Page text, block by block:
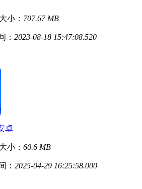
大小： 707.67 MB
： 2023-08-18 15:47:08.520
卓
大小： 60.6 MB
： 2025-04-29 16:25:58.000